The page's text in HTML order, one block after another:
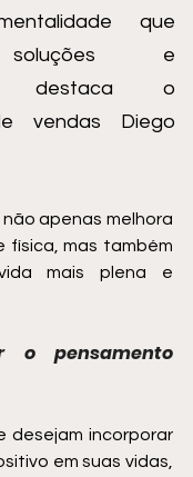
que
e
destaca o
vendas Diego
apenas melhora
física, mas também
mais plena e
o pensamento
desejam incorporar
em suas vidas,